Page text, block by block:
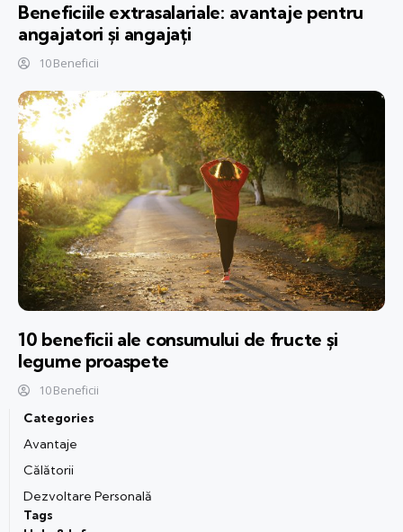
Beneficiile extrasalariale: avantaje pentru
angajatori și angajați
10 Beneficii
10 beneficii ale consumului de fructe și
legume proaspete
10 Beneficii
Categories
Avantaje
Călătorii
Dezvoltare Personală
Tags